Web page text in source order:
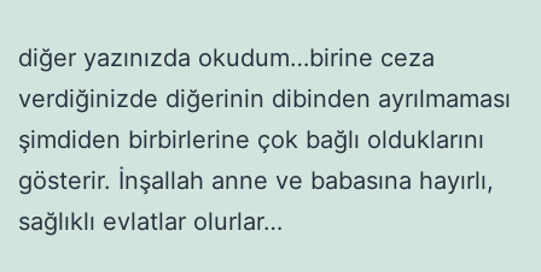
diğer yazınızda okudum…birine ceza
verdiğinizde diğerinin dibinden ayrılmaması
şimdiden birbirlerine çok bağlı olduklarını
gösterir. İnşallah anne ve babasına hayırlı,
sağlıklı evlatlar olurlar…